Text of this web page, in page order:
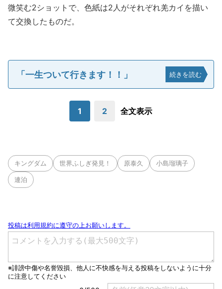
微笑む2ショットで、色紙は2人がそれぞれ羌カイを描い
て交換したものだ。
「一生ついて行きます！！」 続きを読む
1 2 全文表示
キングダム 世界ふしぎ発見！ 原泰久 小島瑠璃子
連泊